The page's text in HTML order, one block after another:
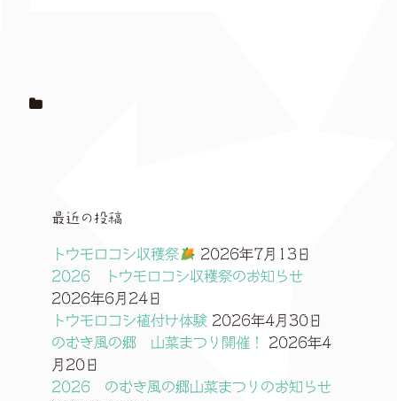
最近の投稿
トウモロコシ収穫祭
2026年7月13日
2026 トウモロコシ収穫祭のお知らせ
2026年6月24日
トウモロコシ植付け体験 2026年4月30日
のむき風の郷 山菜まつり開催！
2026年4
月20日
2026 のむき風の郷山菜まつりのお知らせ